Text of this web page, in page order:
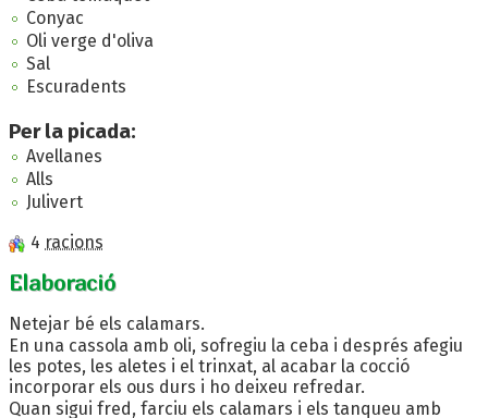
Conyac
Oli verge d'oliva
Sal
Escuradents
Per la picada:
Avellanes
Alls
Julivert
4 racions
Elaboració
Netejar bé els calamars.
En una cassola amb oli, sofregiu la ceba i després afegiu
les potes, les aletes i el trinxat, al acabar la cocció
incorporar els ous durs i ho deixeu refredar.
Quan sigui fred, farciu els calamars i els tanqueu amb